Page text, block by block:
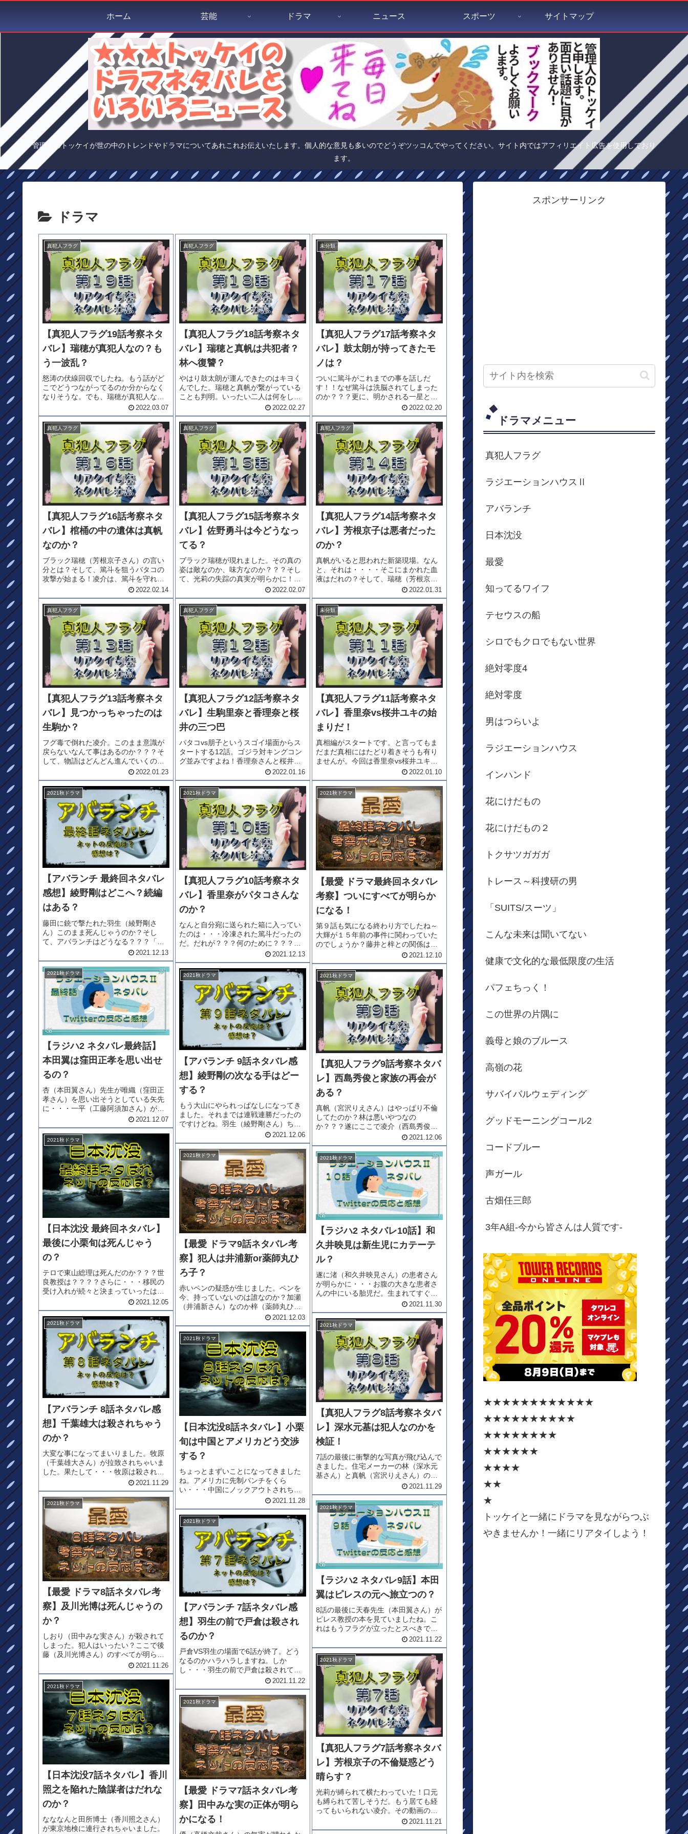
管理人のトッケイが世の中のトレンドやドラマについてあれこれお伝えいたします。個人的な意見も多いのでどうぞツッコんでやってください。サイト内ではアフィリエイト広告を使用しており
ます。
ホーム 芸能 ドラマ ニュース スポーツ サイトマップ
ドラマ
真犯人フラグ
【真犯人フラグ19話考察ネタ
バレ】瑞穂が真犯人なの？も
う一波乱？
怒涛の伏線回収でしたね。もう話がど
こでどうつながってるのか分からなく
なりそうな。でも、瑞穂が真犯人なの
でしょうか？もう一波乱あるような気
もしますが・・・・「真犯人フラグ19
話考察ネタバレ」をどうぞ。19話あら
すじなんと！猫おばさんは・・・占...
2022.03.07
真犯人フラグ
【真犯人フラグ18話考察ネタ
バレ】瑞穂と真帆は共犯者？
林へ復讐？
やはり鼓太朗が運んできたのはキヨく
んでした。瑞穂と真帆が繋がっている
ことも判明。いったい二人は何をしよ
うとしているのか？？？林への復讐な
のか？？？「真犯人フラグ18話考察ネ
タバレ」をどうぞ。18話あらすじ瑞穂
（芳根京子さん）が自らの過去を語...
2022.02.27
未分類
【真犯人フラグ17話考察ネタ
バレ】鼓太朗が持ってきたモ
ノは？
ついに篤斗がこれまでの事を話しだ
す！！なぜ篤斗は洗脳されてしまった
のか？？？更に、明かされる一星と元
木の過去。そして、瑞穂にも過去
が・・・・鼓太朗が段ボールに入れて
持ってきたモノとは？「真犯人フラグ
17話考察ネタバレ」をどうぞ。17話あ
らす...
2022.02.20
真犯人フラグ
【真犯人フラグ16話考察ネタ
バレ】棺桶の中の遺体は真帆
なのか？
ブラック瑞穂（芳根京子さん）の言い
分とは？そして、篤斗を狙うバタコの
攻撃が始まる！凌介は、篤斗を守れる
のか！そして、かがやきの世界の中に
あった二つの棺桶。その遺体は真帆な
のか？？？「真犯人フラグ16話考察ネ
タバレ」をどうぞごらんください。1...
2022.02.14
真犯人フラグ
【真犯人フラグ15話考察ネタ
バレ】佐野勇斗は今どうなっ
てる？
ブラック瑞穂が現れました。その真の
姿は敵なのか、味方なのか？？？そし
て、光莉の失踪の真実が明らかに！一
星（佐野勇斗さん）は今、どうなって
るのか？「真犯人フラグ15話考察ネタ
バレ」をどうぞ。15話あらすじ凌介
（西島秀俊さん）はやっと光莉（原
菜...
2022.02.07
真犯人フラグ
【真犯人フラグ14話考察ネタ
バレ】芳根京子は悪者だった
のか？
真帆がいると思われた新築現場。なん
と、それは・・・・そこにまかれた血
液はだれの？そして、瑞穂（芳根京子
さん）の真相やいかに。「真犯人フラ
グ14話考察ネタバレ」をどうぞご覧く
ださい。14話ネタバレ「見つかっちゃ
った」と述べていた真帆。それは真...
2022.01.31
真犯人フラグ
【真犯人フラグ13話考察ネタ
バレ】見つかっちゃったのは
生駒か？
フグ毒で倒れた凌介。このまま意識が
戻らないなんて事はあるのか？？？そ
して、物語はどんどん進んでいくので
す。最後に真帆が現れる？でも、見つ
かっちゃったのは元木？（生駒里奈さ
ん）なのか？「真犯人フラグ１３話考
察ネタバレ」をどうぞ。13話ネタバ
レ...
2022.01.23
真犯人フラグ
【真犯人フラグ12話考察ネタ
バレ】生駒里奈と香理奈と桜
井の三つ巴
パタコvs朋子というスゴイ場面からス
タートする12話。ゴジラ対キングコン
グ並みですよね！香理奈さんと桜井ユ
キの戦いに・・・今度は生駒里奈さん
も加わりそうです。女の戦いと化して
ゆく「真犯人フラグ12話考察ネタバ
レ」をどうぞ。真犯人フラグ12話...
2022.01.16
未分類
【真犯人フラグ11話考察ネタ
バレ】香里奈vs桜井ユキの始
まりだ！
真相編がスタートです。と言ってもま
だまだ真相にはたどり着きそうも有り
ませんが。今回は香里奈vs桜井ユキの
場面があるみたいですね。「真犯人フ
ラグ11話考察ネタバレ」をどうぞお楽
しみください。真犯人フラグ11話あら
すじ窮地に追い込まれる凌介（西...
2022.01.10
2021秋ドラマ
【アバランチ 最終回ネタバレ
感想】綾野剛はどこへ？続編
はある？
藤田に銃で撃たれた羽生（綾野剛さ
ん）このまま死んじゃうのか？そし
て、アバランチはどうなる？？？「ア
バランチ 最終回ネタバレ感想」をどう
ぞ。アバランチ最終話ネタバレ藤田と
羽生は3年ぶりの再会を果たした。しか
し、それは喜ばしいものではなかっ
た。...
2021.12.13
2021秋ドラマ
【真犯人フラグ10話考察ネタ
バレ】香里奈がパタコさんな
のか？
なんと自分宛に送られた箱に入ってい
たのは・・・冷凍された篤斗だったの
だ。だれが？？？何のために？？？そ
して、小幡（香里奈さん）は何をしよ
うとしてるのか？「真犯人フラグ10話
考察ネタバレ」をどうぞ。10話あらす
じ箱詰めになった氷漬けの篤斗。篤...
2021.12.13
2021秋ドラマ
【最愛 ドラマ最終回ネタバレ
考察】ついにすべてが明らか
になる！
第９話も気になる終わり方でしたね～
大輝が１５年前の事件に関わっていた
のでしょうか？藤井と梓との関係は一
体？？ついに全てが明らかになる最終
話。「最愛ドラマ最終回ネタバレ考
察」をどうぞ。 「最愛」最終回ネタバ
レ15年前の台風の夜・・・梨央の
父、...
2021.12.10
2021秋ドラマ
【ラジハ2 ネタバレ最終話】
本田翼は窪田正孝を思い出せ
るの？
杏（本田翼さん）先生が唯織（窪田正
孝さん）を思い出そうとしている矢先
に・・・一平（工藤阿須加さん）が倒
れてしまいました。最終回だと言うの
に・・・・二人の恋はどーなっていく
のでしょう。「ラジハ2」ネタバレ最終
話をどうぞ。ラジハ2 最終話ネタバ...
2021.12.07
2021秋ドラマ
【アバランチ 9話ネタバレ感
想】綾野剛の次なる手はどー
する？
もう大山にやられっぱなしになってき
ました。それまでは連戦連勝だったの
ですけどね。羽生（綾野剛さん）ちゃ
んは次なる手をどーするのでしょう。
頑張れ羽生ちゃん。「アバランチ」9話
ネタバレ感想をどうぞ。アバランチ9話
ネタバレ大山（渡部篤郎さん）の罠...
2021.12.06
2021秋ドラマ
【真犯人フラグ9話考察ネタバ
レ】西島秀俊と家族の再会が
ある？
真帆（宮沢りえさん）はやっぱり不倫
してたのか？林は悪いやつなの
か？？？遂にここで凌介（西島秀俊さ
ん）と衝撃の再会を果たす？？いった
いどーなるの！！！！「真犯人フラ
グ」9話考察ネタバレをどうぞ。9話あ
らすじその昔凌介が単身赴任時代、誰
にも頼れ...
2021.12.06
2021秋ドラマ
【日本沈没 最終回ネタバレ】
最後に小栗旬は死んじゃう
の？
テロで東山総理は死んだのか？？？世
良教授は？？？？さらに・・・移民の
受け入れが続々と決まっていったはず
だったが・・・・ここに来て拒否も生
じだす。さらに、列島沈没が始まりだ
した！！！関東に残ると宣言した天海
（小栗旬さん）は最後死んじゃうの
か？...
2021.12.05
2021秋ドラマ
【最愛 ドラマ9話ネタバレ考
察】犯人は井浦新or薬師丸ひ
ろ子？
赤いペンの疑惑が生じました。ペンを
今、持っていないのは誰なのか？加瀬
（井浦新さん）なのか梓（薬師丸ひろ
子さん）なのか？それとも政信？この
辺を考察してまいりましょ。「最愛」
ドラマ9話ネタバレ考察をどうぞ！！！
最愛9話ネタバレ渡辺の父親の水死体...
2021.12.03
2021秋ドラマ
【ラジハ2 ネタバレ10話】和
久井映見は新生児にカテーテ
ル？
遂に渚（和久井映見さん）の患者さん
が明らかに・・・お腹の大きな患者さ
んの中にいる胎児だ。生まれてすぐに
カテーテル手術をするというのだが。
果たしてそんな事ができる？「ラジハ2
ネタバレ10話」をどうぞ。ラジハ2 第
10話ネタバレ渚はラジエーシ...
2021.11.30
2021秋ドラマ
【アバランチ 8話ネタバレ感
想】千葉雄大は殺されちゃう
のか？
大変な事になってまいりました。牧原
（千葉雄大さん）が拉致されちゃいま
した。果たして・・・牧原は殺されち
ゃうのか？？？爆破は起きるの
か？？？「アバランチ」8話ネタバレ感
想をどうぞ。アバランチ8話ネタバレ牧
原が極東リサーチに拉致されてしまっ
2021.11.29
2021秋ドラマ
【真犯人フラグ8話考察ネタバ
レ】深水元基は犯人なのかを
検証！
7話の最後に衝撃的な写真が飛び込んで
きました。住宅メーカーの林（深水元
基さん）と真帆（宮沢りえさん）の不
倫を思わせる写真。しかし、林が犯人
ってあるのか検証してみましょう。そ
の前に8話のあらすじも。「真犯人フラ
グ」8話考察ネタバレをどうぞ。8...
2021.11.29
2021秋ドラマ
【日本沈没8話ネタバレ】小栗
旬は中国とアメリカどう交渉
する？
ちょっとまずいことになってきました
ね。アメリカに先制パンチをくら
い・・・中国にノックアウトされちゃ
った感じ。天海（小栗旬さん）はこの
後、どう交渉するのでしょうか？日本
沈没8話ネタバレをどうぞ。日本沈没8
話ネタバレアメリカが生島自動車がゼ
ネラ...
2021.11.28
2021秋ドラマ
【最愛 ドラマ8話ネタバレ考
察】及川光博は死んじゃうの
か？
しおり（田中みな実さん）が殺されて
しまった。犯人はいったい？ここで後
藤（及川光博さん）のすべてが明らか
になる？彼は死んじゃうのでしょう
か？？？「最愛」ドラマ8話ネタバレ考
察をお届けいたします。最愛8話ネタバ
レしおりは雑居ビルから転落死して
い...
2021.11.26
2021秋ドラマ
【ラジハ2 ネタバレ9話】本田
翼はピレスの元へ旅立つの？
8話の最後に天春先生（本田翼さん）が
ピレス教授の本を見ていましたね。こ
れはもうフラグが立ったとスべきでし
ょう。杏先生はピレスの元へ旅立って
しまうのでしょうか？では・・・・ラ
ジハ2 ネタバレ9話をどうぞ！ラジハ2
第9話ネタバレ「僕がずっと尊...
2021.11.22
2021秋ドラマ
【アバランチ 7話ネタバレ感
想】羽生の前で戸倉は殺され
るのか？
戸倉VS羽生の場面で6話が終了。どう
なるのかハラハラしますね。しか
し・・・羽生の前で戸倉は殺されてし
まうのでしょうか？では、「アバラン
チ 7話ネタバレ感想」をどうぞアバラ
ンチ7話ネタバレ戸倉（手塚とおるさ
ん）と一騎打ちの羽生。ドローンカメ
2021.11.22
2021秋ドラマ
【真犯人フラグ7話考察ネタバ
レ】芳根京子の不倫疑惑どう
晴らす？
光莉が縛られて横たわっていた！口元
も縛られて苦しそうだ。もう居ても経
ってもいられない凌介。その動画の撮
影場所を探ることが先決なのです。そ
して瑞穂（芳根京子さん）が標的に！
2021.11.21
2021秋ドラマ
【日本沈没7話ネタバレ】香川
照之を陥れた陰謀者はだれな
のか？
なななんと田所博士（香川照之さん）
が東京地検に連行されちゃいました。
2021秋ドラマ
【最愛 ドラマ7話ネタバレ考
察】田中みな実の正体が明ら
かになる！
スポンサーリンク
ドラマメニュー
真犯人フラグ
ラジエーションハウスⅡ
アバランチ
日本沈没
最愛
知ってるワイフ
テセウスの船
シロでもクロでもない世界
絶対零度4
絶対零度
男はつらいよ
ラジエーションハウス
インハンド
花にけだもの
花にけだもの２
トクサツガガガ
トレース～科捜研の男
「SUITS/スーツ」
こんな未来は聞いてない
健康で文化的な最低限度の生活
パフェちっく！
この世界の片隅に
義母と娘のブルース
高嶺の花
サバイバルウェディング
グッドモーニングコール2
コードブルー
声ガール
古畑任三郎
3年A組-今から皆さんは人質です-
★★★★★★★★★★★★
★★★★★★★★★★
★★★★★★★★
★★★★★★
★★★★
★★
★
トッケイと一緒にドラマを見ながらつぶ
やきませんか！一緒にリアタイしよう！